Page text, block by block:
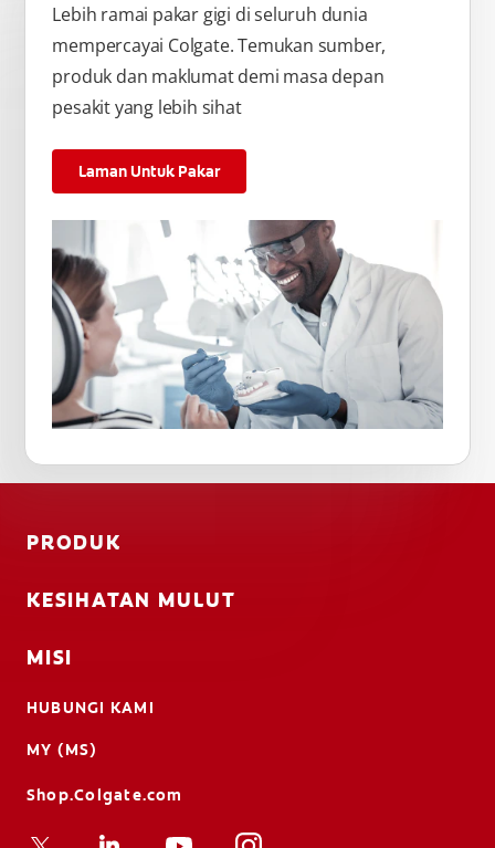
Lebih ramai pakar gigi di seluruh dunia
mempercayai Colgate. Temukan sumber,
produk dan maklumat demi masa depan
pesakit yang lebih sihat
Laman Untuk Pakar
PRODUK
KESIHATAN MULUT
MISI
HUBUNGI KAMI
MY (MS)
Shop.Colgate.com